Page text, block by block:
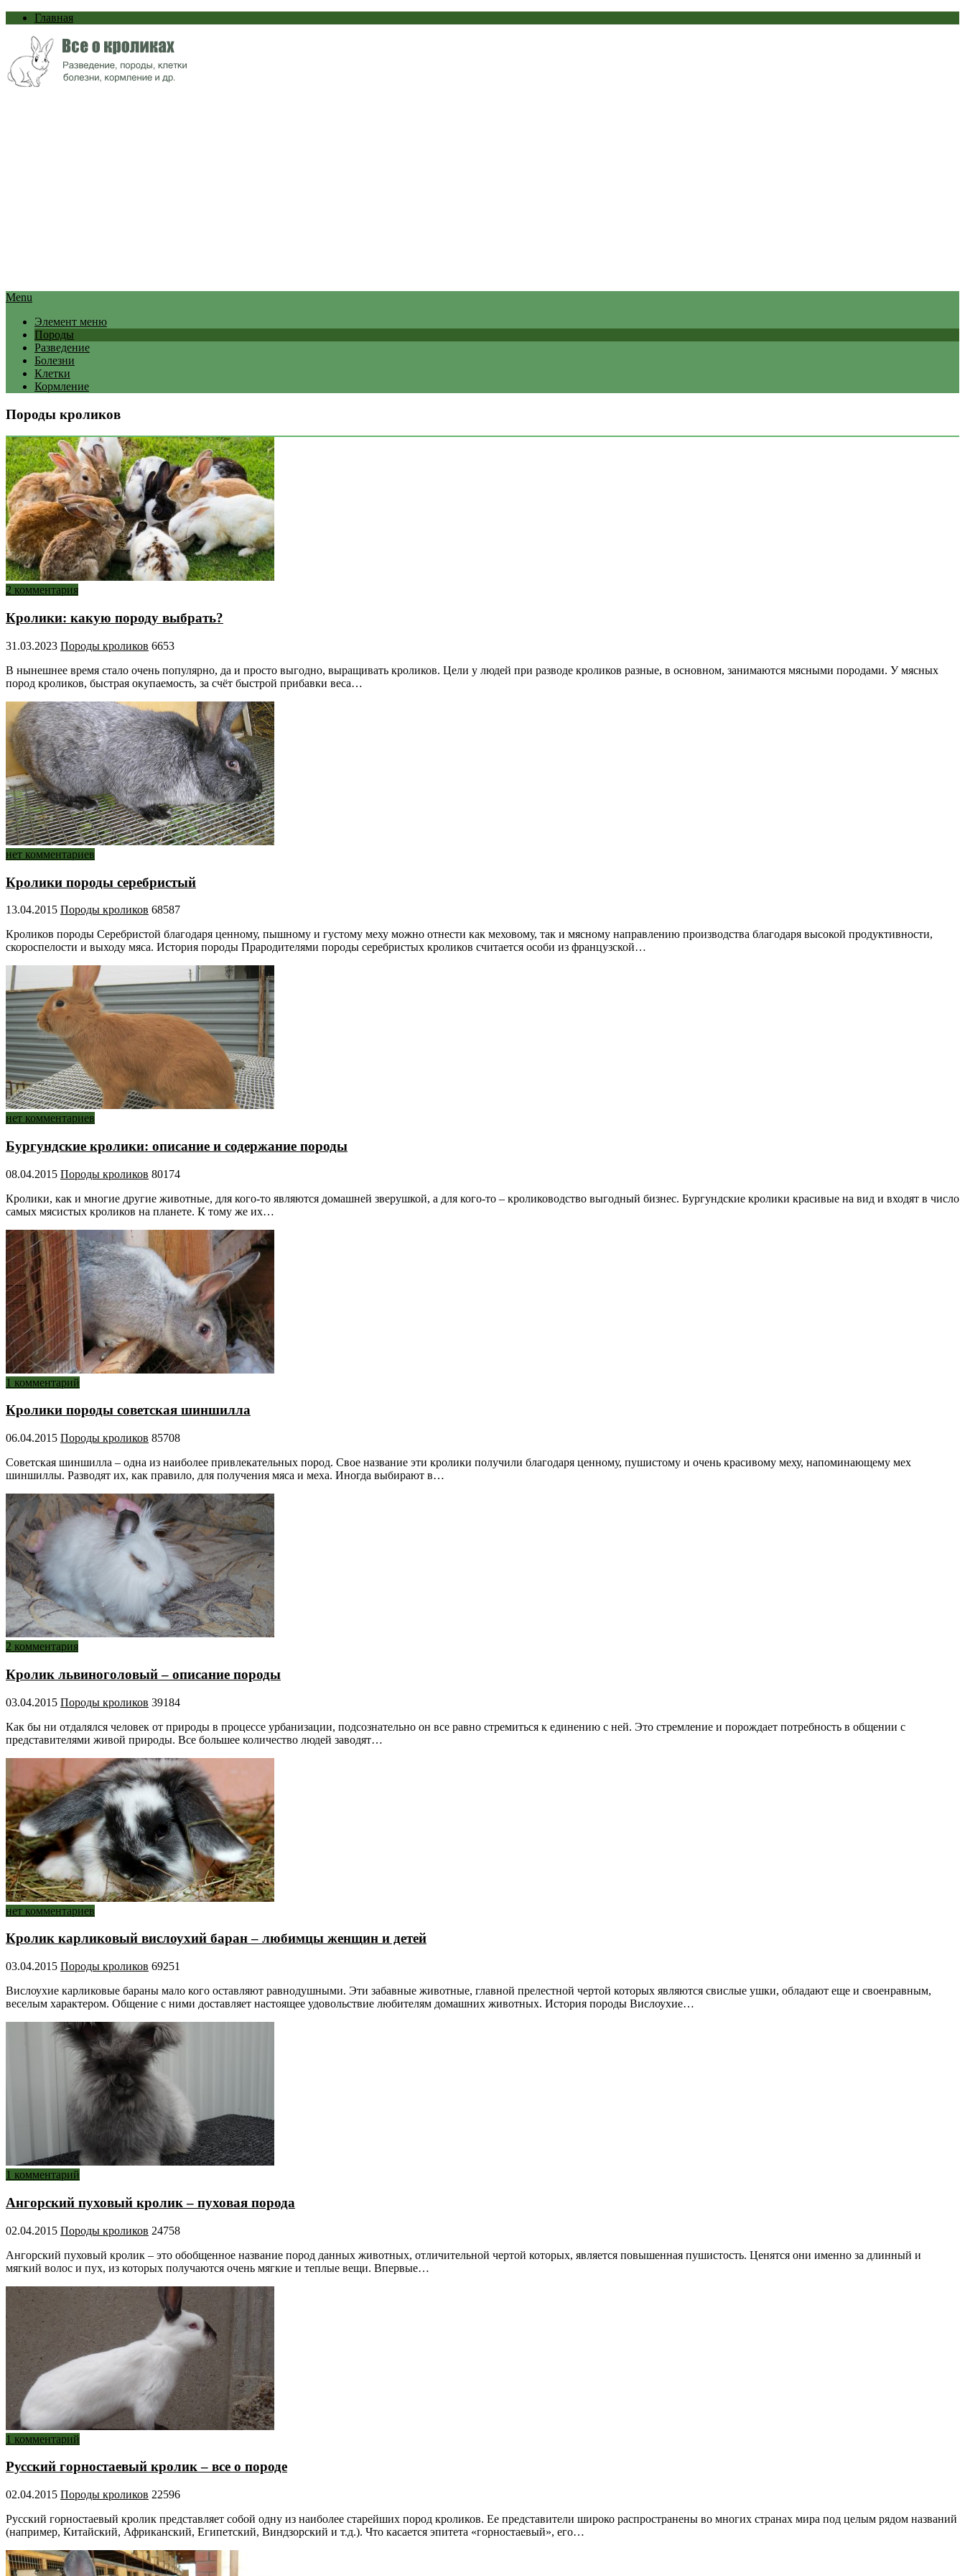
Главная
Menu
Элемент меню
Породы
Разведение
Болезни
Клетки
Кормление
Породы кроликов
2 комментария
Кролики: какую породу выбрать?
31.03.2023 Породы кроликов 6653
В нынешнее время стало очень популярно, да и просто выгодно, выращивать кроликов. Цели у людей при разводе кроликов разные, в основном, занимаются мясными породами. У мясных
пород кроликов, быстрая окупаемость, за счёт быстрой прибавки веса…
нет комментариев
Кролики породы серебристый
13.04.2015 Породы кроликов 68587
Кроликов породы Серебристой благодаря ценному, пышному и густому меху можно отнести как меховому, так и мясному направлению производства благодаря высокой продуктивности,
скороспелости и выходу мяса. История породы Прародителями породы серебристых кроликов считается особи из французской…
нет комментариев
Бургундские кролики: описание и содержание породы
08.04.2015 Породы кроликов 80174
Кролики, как и многие другие животные, для кого-то являются домашней зверушкой, а для кого-то – кролиководство выгодный бизнес. Бургундские кролики красивые на вид и входят в число
самых мясистых кроликов на планете. К тому же их…
1 комментарий
Кролики породы советская шиншилла
06.04.2015 Породы кроликов 85708
Советская шиншилла – одна из наиболее привлекательных пород. Свое название эти кролики получили благодаря ценному, пушистому и очень красивому меху, напоминающему мех
шиншиллы. Разводят их, как правило, для получения мяса и меха. Иногда выбирают в…
2 комментария
Кролик львиноголовый – описание породы
03.04.2015 Породы кроликов 39184
Как бы ни отдалялся человек от природы в процессе урбанизации, подсознательно он все равно стремиться к единению с ней. Это стремление и порождает потребность в общении с
представителями живой природы. Все большее количество людей заводят…
нет комментариев
Кролик карликовый вислоухий баран – любимцы женщин и детей
03.04.2015 Породы кроликов 69251
Вислоухие карликовые бараны мало кого оставляют равнодушными. Эти забавные животные, главной прелестной чертой которых являются свислые ушки, обладают еще и своенравным,
веселым характером. Общение с ними доставляет настоящее удовольствие любителям домашних животных. История породы Вислоухие…
1 комментарий
Ангорский пуховый кролик – пуховая порода
02.04.2015 Породы кроликов 24758
Ангорский пуховый кролик – это обобщенное название пород данных животных, отличительной чертой которых, является повышенная пушистость. Ценятся они именно за длинный и
мягкий волос и пух, из которых получаются очень мягкие и теплые вещи. Впервые…
1 комментарий
Русский горностаевый кролик – все о породе
02.04.2015 Породы кроликов 22596
Русский горностаевый кролик представляет собой одну из наиболее старейших пород кроликов. Ее представители широко распространены во многих странах мира под целым рядом названий
(например, Китайский, Африканский, Египетский, Виндзорский и т.д.). Что касается эпитета «горностаевый», его…